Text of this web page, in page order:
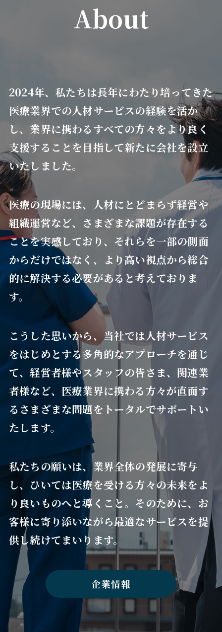
About
2024年、私たちは長年にわたり培ってきた
医療業界での人材サービスの経験を活か
し、業界に携わるすべての方々をより良く
支援することを目指して新たに会社を設立
いたしました。
医療の現場には、人材にとどまらず経営や
組織運営など、さまざまな課題が存在する
ことを実感しており、それらを一部の側面
からだけではなく、より高い視点から総合
的に解決する必要があると考えておりま
す。
こうした思いから、当社では人材サービス
をはじめとする多角的なアプローチを通じ
て、経営者様やスタッフの皆さま、関連業
者様など、医療業界に携わる方々が直面す
るさまざまな問題をトータルでサポートい
たします。
私たちの願いは、業界全体の発展に寄与
し、ひいては医療を受ける方々の未来をよ
り良いものへと導くこと。そのために、お
客様に寄り添いながら最適なサービスを提
供し続けてまいります。
企業情報